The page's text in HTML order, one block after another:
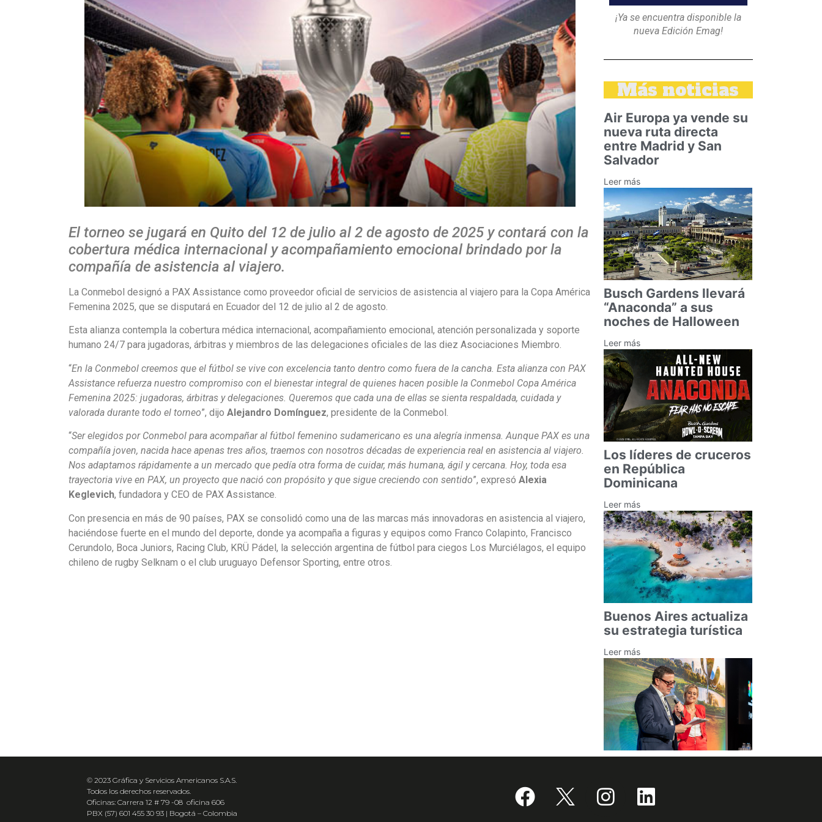
El torneo se jugará en Quito del 12 de julio al 2 de agosto de 2025 y contará con la
cobertura médica internacional y acompañamiento emocional brindado por la
compañía de asistencia al viajero.
La Conmebol designó a PAX Assistance como proveedor oficial de servicios de asistencia al viajero para la Copa América
Femenina 2025, que se disputará en Ecuador del 12 de julio al 2 de agosto.
Esta alianza contempla la cobertura médica internacional, acompañamiento emocional, atención personalizada y soporte
humano 24/7 para jugadoras, árbitras y miembros de las delegaciones oficiales de las diez Asociaciones Miembro.
“En la Conmebol creemos que el fútbol se vive con excelencia tanto dentro como fuera de la cancha. Esta alianza con PAX
Assistance refuerza nuestro compromiso con el bienestar integral de quienes hacen posible la Conmebol Copa América
Femenina 2025: jugadoras, árbitras y delegaciones. Queremos que cada una de ellas se sienta respaldada, cuidada y
valorada durante todo el torneo”, dijo Alejandro Domínguez, presidente de la Conmebol.
“Ser elegidos por Conmebol para acompañar al fútbol femenino sudamericano es una alegría inmensa. Aunque PAX es una
compañía joven, nacida hace apenas tres años, traemos con nosotros décadas de experiencia real en asistencia al viajero.
Nos adaptamos rápidamente a un mercado que pedía otra forma de cuidar, más humana, ágil y cercana. Hoy, toda esa
trayectoria vive en PAX, un proyecto que nació con propósito y que sigue creciendo con sentido”, expresó Alexia
Keglevich, fundadora y CEO de PAX Assistance.
Con presencia en más de 90 países, PAX se consolidó como una de las marcas más innovadoras en asistencia al viajero,
haciéndose fuerte en el mundo del deporte, donde ya acompaña a figuras y equipos como Franco Colapinto, Francisco
Cerundolo, Boca Juniors, Racing Club, KRÜ Pádel, la selección argentina de fútbol para ciegos Los Murciélagos, el equipo
chileno de rugby Selknam o el club uruguayo Defensor Sporting, entre otros.
¡Ya se encuentra disponible la
nueva Edición Emag!
Más noticias
Air Europa ya vende su
nueva ruta directa
entre Madrid y San
Salvador
Leer más
Busch Gardens llevará
“Anaconda” a sus
noches de Halloween
Leer más
Los líderes de cruceros
en República
Dominicana
Leer más
Buenos Aires actualiza
su estrategia turística
Leer más
© 2023 Gráfica y Servicios Americanos S.A.S.
Todos los derechos reservados.
Oficinas: Carrera 12 # 79 -08 oficina 606
PBX (57) 601 455 30 93 | Bogotá – Colombia